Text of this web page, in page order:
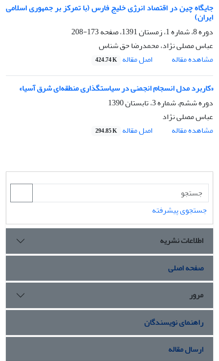
جایگاه چین در اقتصاد انرژی خلیج فارس (با تمرکز بر جمهوری اسلامی
ایران)
دوره 8، شماره 1، زمستان 1391، صفحه
173-208
عباس مصلی نژاد، محمدرضا حق شناس
مشاهده مقاله
اصل مقاله 424.74 K
«کاربرد مدل انسجام انجمنی در سیاستگذاری منطقه‌ای شرق آسیا»
دوره ششم، شماره 3، تابستان 1390
عباس مصلی نژاد
مشاهده مقاله
اصل مقاله 294.85 K
جستجوی پیشرفته
اطلاعات نشریه
صفحه اصلی
مرور
راهنمای نویسندگان
ارسال مقاله